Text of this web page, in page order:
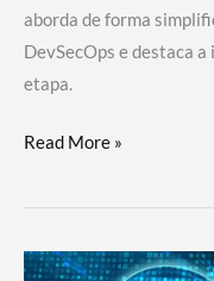
aborda de forma
DevSecOps e destaca
etapa.
DevSecOps
Prática:
Desenvolvimento,
Read More »